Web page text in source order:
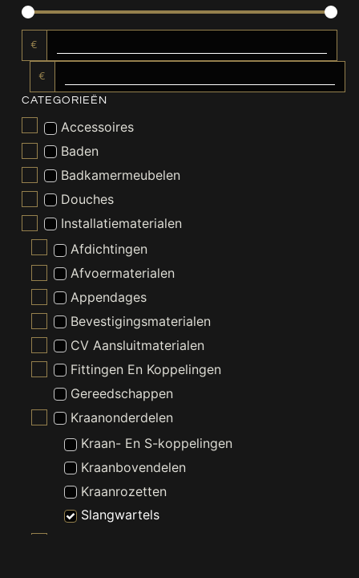
€
€
CATEGORIEËN
Accessoires
Baden
Badkamermeubelen
Douches
Installatiematerialen
Afdichtingen
Afvoermaterialen
Appendages
Bevestigingsmaterialen
CV Aansluitmaterialen
Fittingen En Koppelingen
Gereedschappen
Kraanonderdelen
Kraan- En S-koppelingen
Kraanbovendelen
Kraanrozetten
Slangwartels